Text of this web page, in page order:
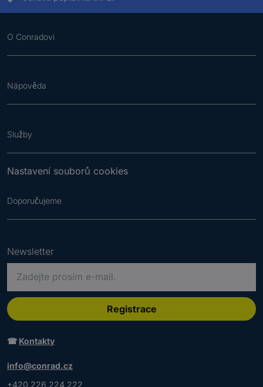
O Conradovi
Nápověda
Služby
Nastavení souborů cookies
Doporučujeme
Newsletter
s
z
d
Registrace
☎ Kontakty
info@conrad.cz
+420 226 224 222